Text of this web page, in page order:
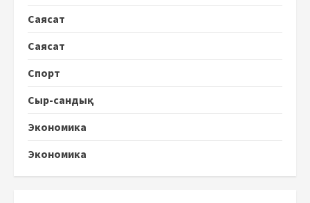
Саясат
Саясат
Спорт
Сыр-сандық
Экономика
Экономика